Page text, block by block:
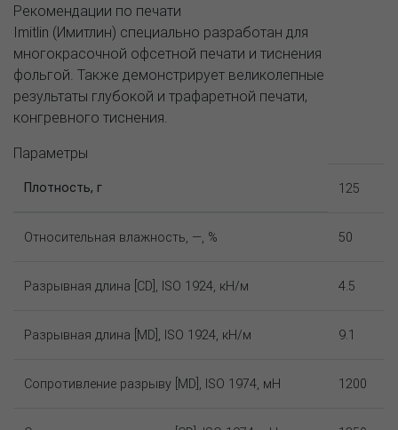
Рекомендации по печати
Imitlin (Имитлин) специально разработан для
многокрасочной офсетной печати и тиснения
фольгой. Также демонстрирует великолепные
результаты глубокой и трафаретной печати,
конгревного тиснения.
Параметры
Плотность, г 125
Относительная влажность, —, % 50
Разрывная длина [CD], ISO 1924, кН/м 4.5
Разрывная длина [MD], ISO 1924, кН/м 9.1
Сопротивление разрыву [MD], ISO 1974, мН 1200